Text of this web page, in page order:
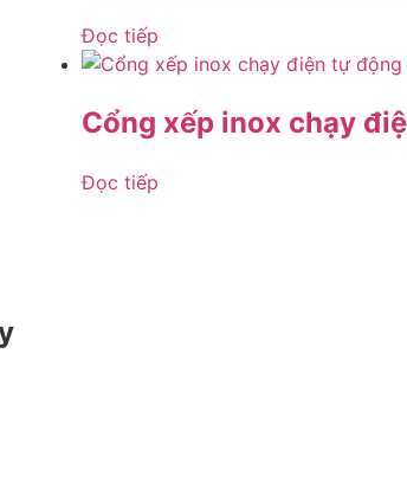
Đọc tiếp
Cổng xếp inox chạy
Đọc tiếp